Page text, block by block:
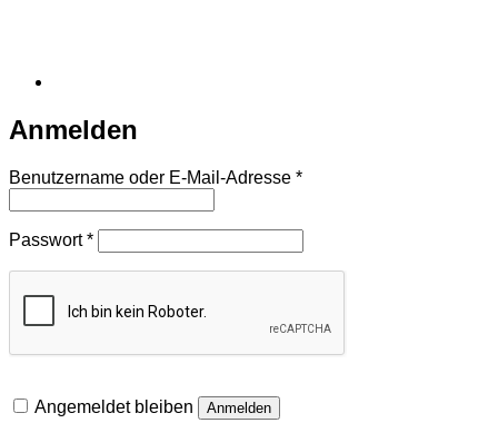
Anmelden
Benutzername oder E-Mail-Adresse *Erforderlich
Passwort*Erforderlich
Angemeldet bleiben Anmelden